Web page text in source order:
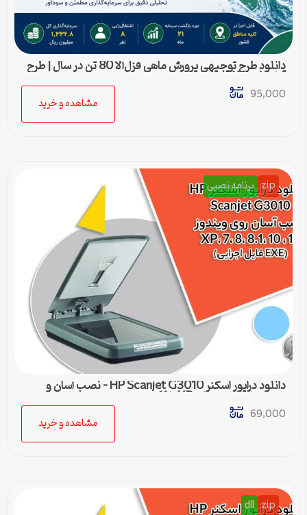
دانلود طرح توجیهی پرورش ماهی قزل‌آلا 80 تن در سال | طرح
آماده Word قابل ویرایش
95,000
مشاهده و خرید
zip برنامه نصبی
دانلود درایور اسکنر HP Scanjet G3010 – نصب آسان و
سریع برای ویندوزهای XP تا 11
69,000
مشاهده و خرید
zip
dll